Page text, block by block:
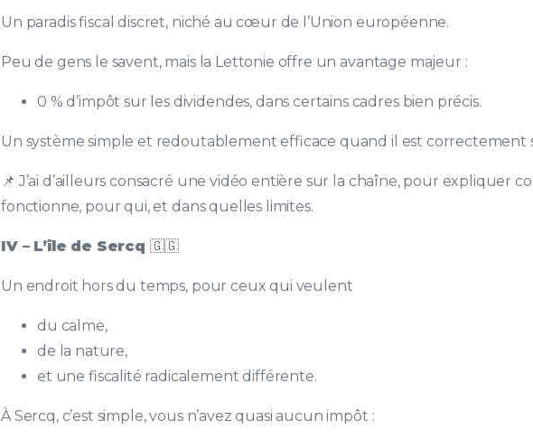
Un paradis fiscal discret, niché au cœur de l’Union européenne.
Peu de gens le savent, mais la Lettonie offre un avantage majeur :
0 % d’impôt sur les dividendes, dans certains cadres bien précis.
Un système simple et redoutablement efficace quand il est correctement
📌 J’ai d’ailleurs consacré une vidéo entière sur la chaîne, pour expliquer
fonctionne, pour qui, et dans quelles limites.
IV – L’île de Sercq 🇬🇬
Un endroit hors du temps, pour ceux qui veulent
du calme,
de la nature,
et une fiscalité radicalement différente.
À Sercq, c’est simple, vous n’avez quasi aucun impôt :